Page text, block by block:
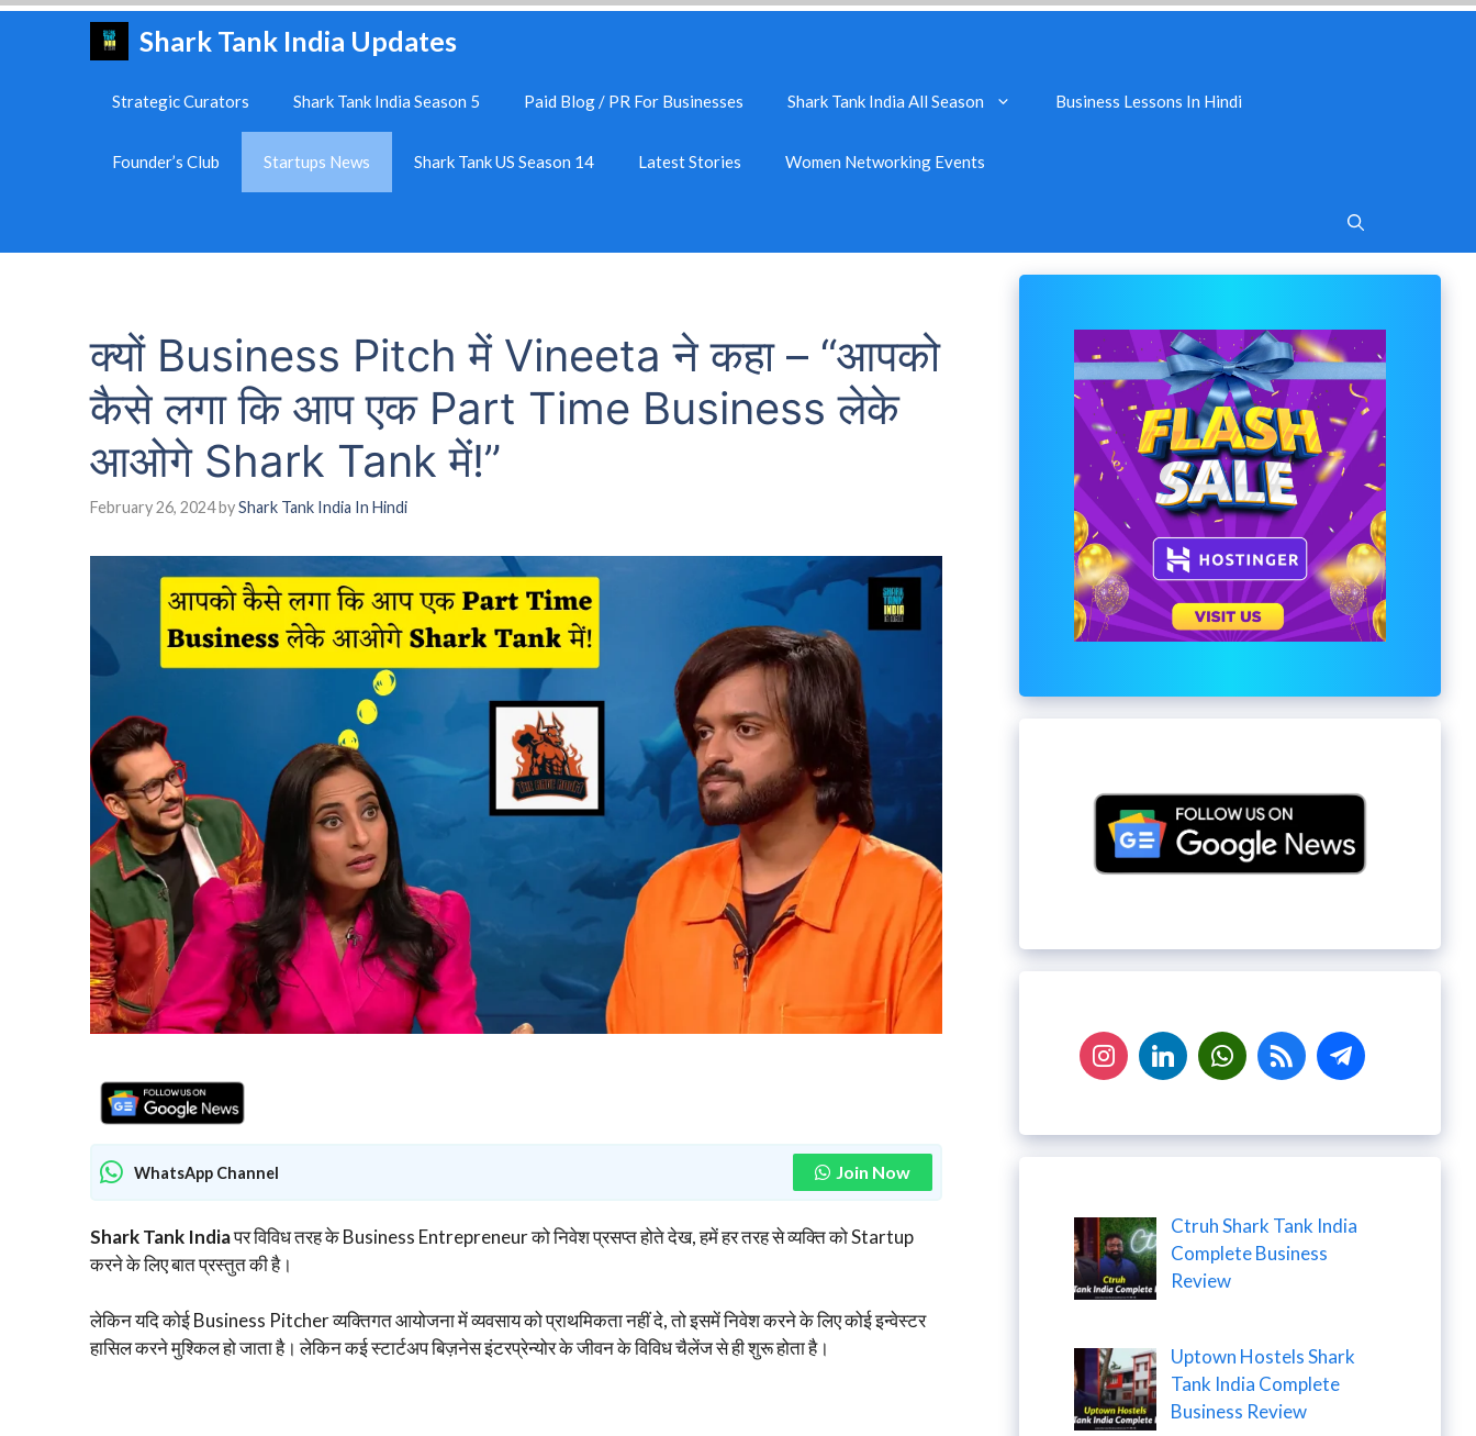
Shark Tank India Updates
Strategic Curators Shark Tank India Season 5 Paid Blog / PR For Businesses Shark Tank India All Season Business Lessons In Hindi
Founder’s Club Startups News Shark Tank US Season 14 Latest Stories Women Networking Events
क्यों Business Pitch में Vineeta ने कहा – “आपको
कैसे लगा कि आप एक Part Time Business लेके
आओगे Shark Tank में!”
February 26, 2024byShark Tank India In Hindi
WhatsApp Channel Join Now
Shark Tank Indiaपर विविध तरह के Business Entrepreneur को निवेश प्रसप्त होते देख, हमें हर तरह से व्यक्ति को Startup
करने के लिए बात प्रस्तुत की है।
लेकिन यदि कोई Business Pitcher व्यक्तिगत आयोजना में व्यवसाय को प्राथमिकता नहीं दे, तो इसमें निवेश करने के लिए कोई इन्वेस्टर
हासिल करने मुश्किल हो जाता है। लेकिन कई स्टार्टअप बिज़नेस इंटरप्रेन्योर के जीवन के विविध चैलेंज से ही शुरू होता है।
Ctruh Shark Tank India
Complete Business
Review
Uptown Hostels Shark
Tank India Complete
Business Review